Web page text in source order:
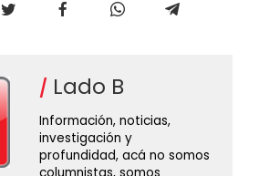
Lado B
Información, noticias,
investigación y
profundidad, acá no somos